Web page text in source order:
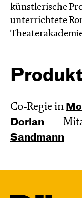
künstlerische
unterrichtete
Co-Regie in
Dorian
Sandmann